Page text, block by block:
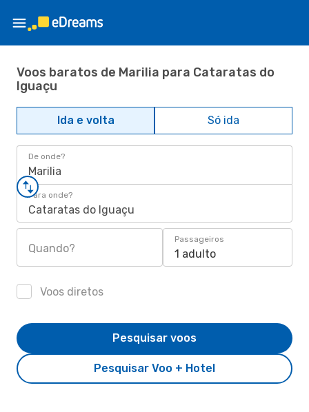
Voos baratos de Marilia para Cataratas do
Iguaçu
Ida e volta Só ida
De onde?
Marilia
Para onde?
Cataratas do Iguaçu
Quando?
Passageiros
1 adulto
Voos diretos
Pesquisar Voo + Hotel
Pesquisar voos